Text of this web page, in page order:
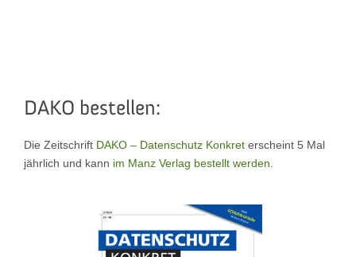
DAKO bestellen:
Die Zeitschrift DAKO – Datenschutz Konkreterscheint 5 Mal
jährlich und kann im Manz Verlag bestellt werden.